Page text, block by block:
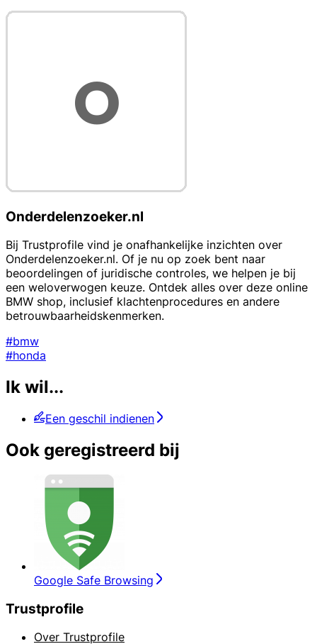
Onderdelenzoeker.nl
Bij Trustprofile vind je onafhankelijke inzichten over
Onderdelenzoeker.nl. Of je nu op zoek bent naar
beoordelingen of juridische controles, we helpen je bij
een weloverwogen keuze. Ontdek alles over deze online
BMW shop, inclusief klachtenprocedures en andere
betrouwbaarheidskenmerken.
#bmw
#honda
Ik wil...
Een geschil indienen
Ook geregistreerd bij
Google Safe Browsing
Trustprofile
Over Trustprofile